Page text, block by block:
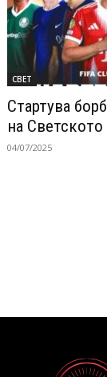
СВЕТ
Стартува
на
04/07/2025